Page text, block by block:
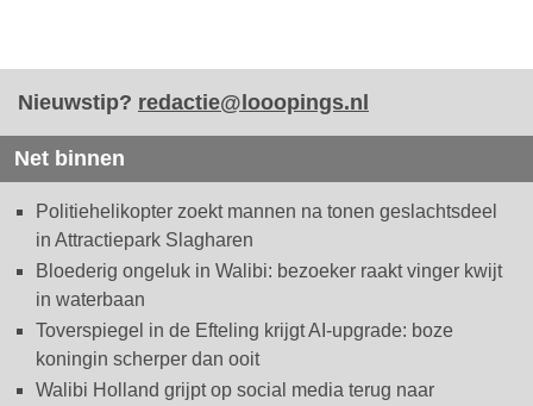
Nieuwstip? redactie@looopings.nl
Net binnen
Politiehelikopter zoekt mannen na tonen geslachtsdeel
in Attractiepark Slagharen
Bloederig ongeluk in Walibi: bezoeker raakt vinger kwijt
in waterbaan
Toverspiegel in de Efteling krijgt AI-upgrade: boze
koningin scherper dan ooit
Walibi Holland grijpt op social media terug naar